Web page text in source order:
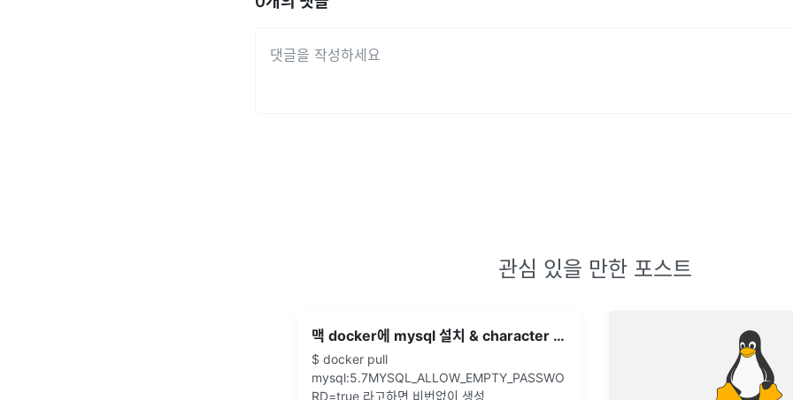
관심 있을 만한 포스트
맥 docker에 mysql 설치 & character set 설정 locale 설정
$ docker pull
mysql:5.7MYSQL_ALLOW_EMPTY_PASSWO
RD=true 라고하면 비번없이 생성